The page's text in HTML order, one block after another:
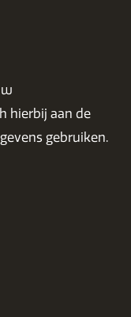
hierbij aan de
gebruiken.